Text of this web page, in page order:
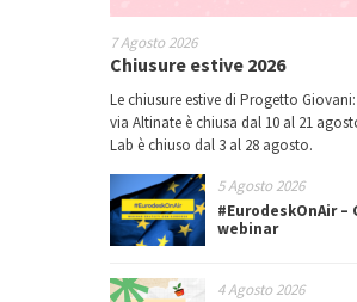
7 Agosto 2026
Chiusure estive 2026
Le chiusure estive di Progetto
via Altinate è chiusa dal 10 al 21
Lab è chiuso dal 3 al 28 agosto.
5 Agosto 2026
#EurodeskOnAir –
webinar
4 Agosto 2026